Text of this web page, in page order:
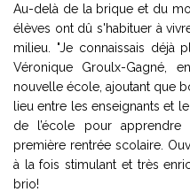
Au-delà de la brique et du
élèves ont dû s'habituer à
milieu. "Je connaissais déjà
Véronique Groulx-Gagné,
nouvelle école, ajoutant que
lieu entre les enseignants et
de l’école pour
première rentrée scolaire.
à la fois stimulant et très
brio!